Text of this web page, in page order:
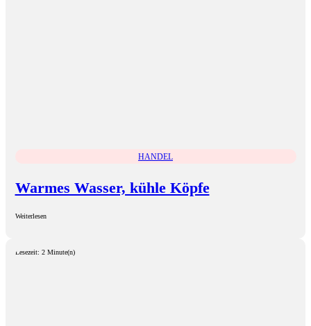
HANDEL
Warmes Wasser, kühle Köpfe
Weiterlesen
Lesezeit: 2 Minute(n)